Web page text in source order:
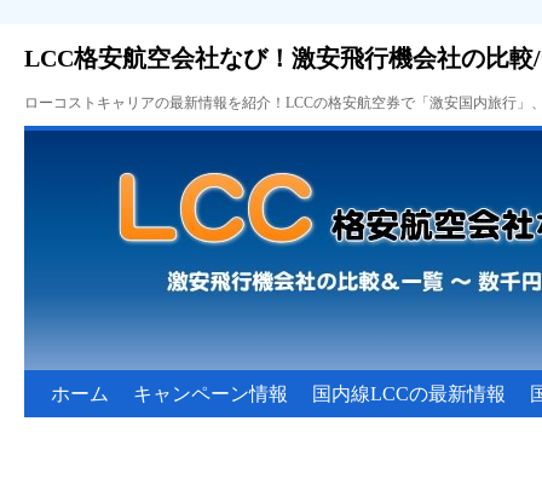
LCC格安航空会社なび！激安飛行機会社の比較
ローコストキャリアの最新情報を紹介！LCCの格安航空券で「激安国内旅行
ホーム キャンペーン情報 国内線LCCの最新情報